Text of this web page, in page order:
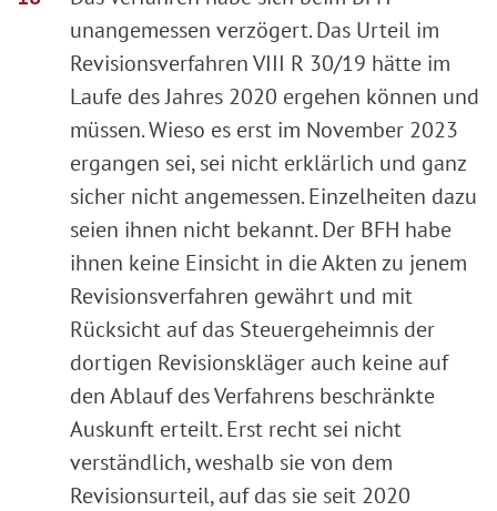
unangemessen verzögert. Das Urteil im
Revisionsverfahren VIII R 30/19 hätte im
Laufe des Jahres 2020 ergehen können und
müssen. Wieso es erst im November 2023
ergangen sei, sei nicht erklärlich und ganz
sicher nicht angemessen. Einzelheiten dazu
seien ihnen nicht bekannt. Der BFH habe
ihnen keine Einsicht in die Akten zu jenem
Revisionsverfahren gewährt und mit
Rücksicht auf das Steuergeheimnis der
dortigen Revisionskläger auch keine auf
den Ablauf des Verfahrens beschränkte
Auskunft erteilt. Erst recht sei nicht
verständlich, weshalb sie von dem
Revisionsurteil, auf das sie seit 2020